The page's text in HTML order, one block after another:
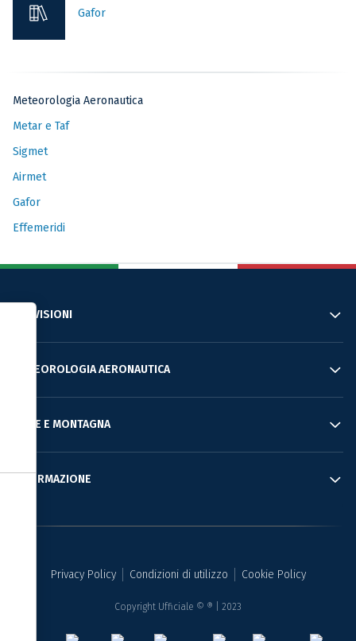
Gafor
Meteorologia Aeronautica
Metar e Taf
Sigmet
Airmet
Gafor
Effemeridi
PREVISIONI
METEOROLOGIA AERONAUTICA
MARE E MONTAGNA
INFORMAZIONE
Privacy Policy Condizioni di utilizzo Cookie Policy
Copyright Ufficiale © ® | 2023